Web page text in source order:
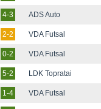
4-3 ADS Auto
2-2 VDA Futsal
0-2 VDA Futsal
5-2 LDK Topratai
1-4 VDA Futsal